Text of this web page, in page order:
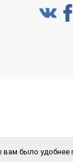
было удобнее